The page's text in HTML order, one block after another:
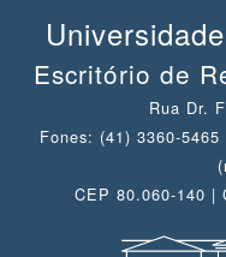
Escritório de
Rua Dr.
Fones: (41) 3360-5465 (secretaria e acordos) / 3360-5474
CEP 80.060-140 |